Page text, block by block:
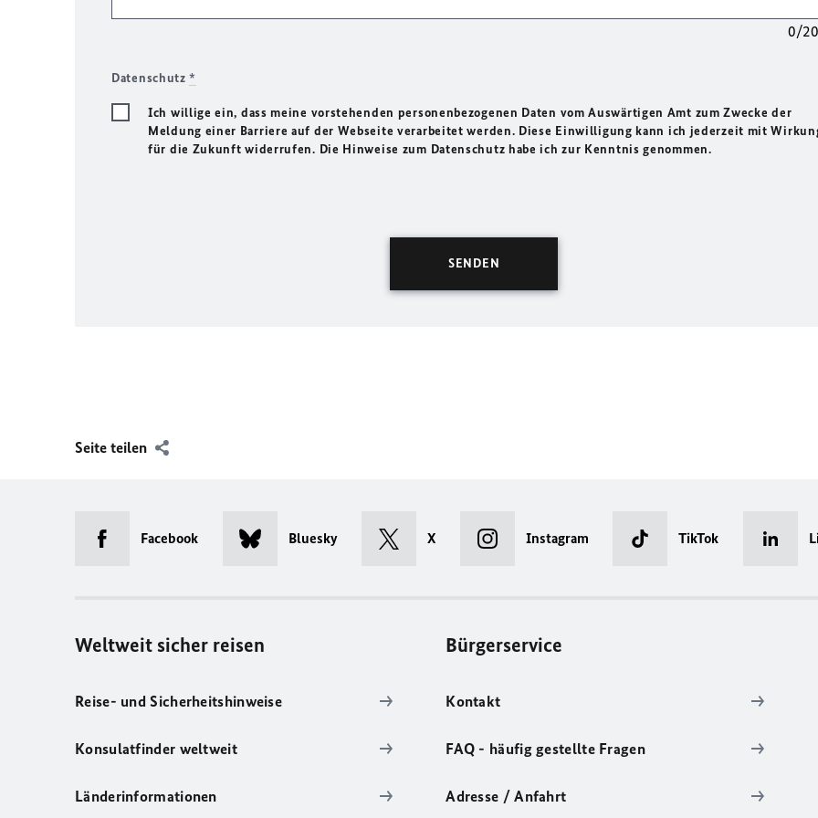
0/
Datenschutz*
Ich willige ein, dass meine vorstehenden personenbezogenen Daten vom Auswärtigen Amt zum Zwecke der
Meldung einer Barriere auf der Webseite verarbeitet werden. Diese Einwilligung kann ich jederzeit mit
für die Zukunft widerrufen. Die Hinweise zum Datenschutz habe ich zur Kenntnis genommen.
Seite teilen
Facebook Bluesky X Instagram TikTok
Weltweit sicher reisen
Reise- und Sicherheitshinweise
Konsulatfinder weltweit
Länderinformationen
Bürgerservice
Kontakt
FAQ - häufig gestellte Fragen
Adresse / Anfahrt